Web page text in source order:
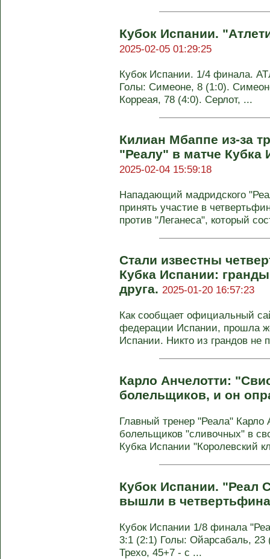
Кубок Испании.
2025-02-05 01:29:25
Кубок Испании. 1/4 финала.
Голы: Симеоне, 8 (1:0).
Корреая, 78 (4:0). Серлот, ...
Килиан Мбаппе из-за
"Реалу" в матче Кубка
2025-02-04 15:59:18
Нападающий мадридского
принять участие в
против "Леганеса", который
Стали известны
Кубка Испании:
друга. 2025-01-20 16:57:23
Как сообщает официальный
федерации Испании, прошла
Испании. Никто из грандов не
Карло Анчелотти:
болельщиков, и он
Главный тренер "Реала" Карло
болельщиков "сливочных" в
Кубка Испании "Королевский
Кубок Испании. "Реал
вышли в
Кубок Испании 1/8 финала
3:1 (2:1) Голы: Ойарсабаль, 23
Трехо, 45+7 - с ...